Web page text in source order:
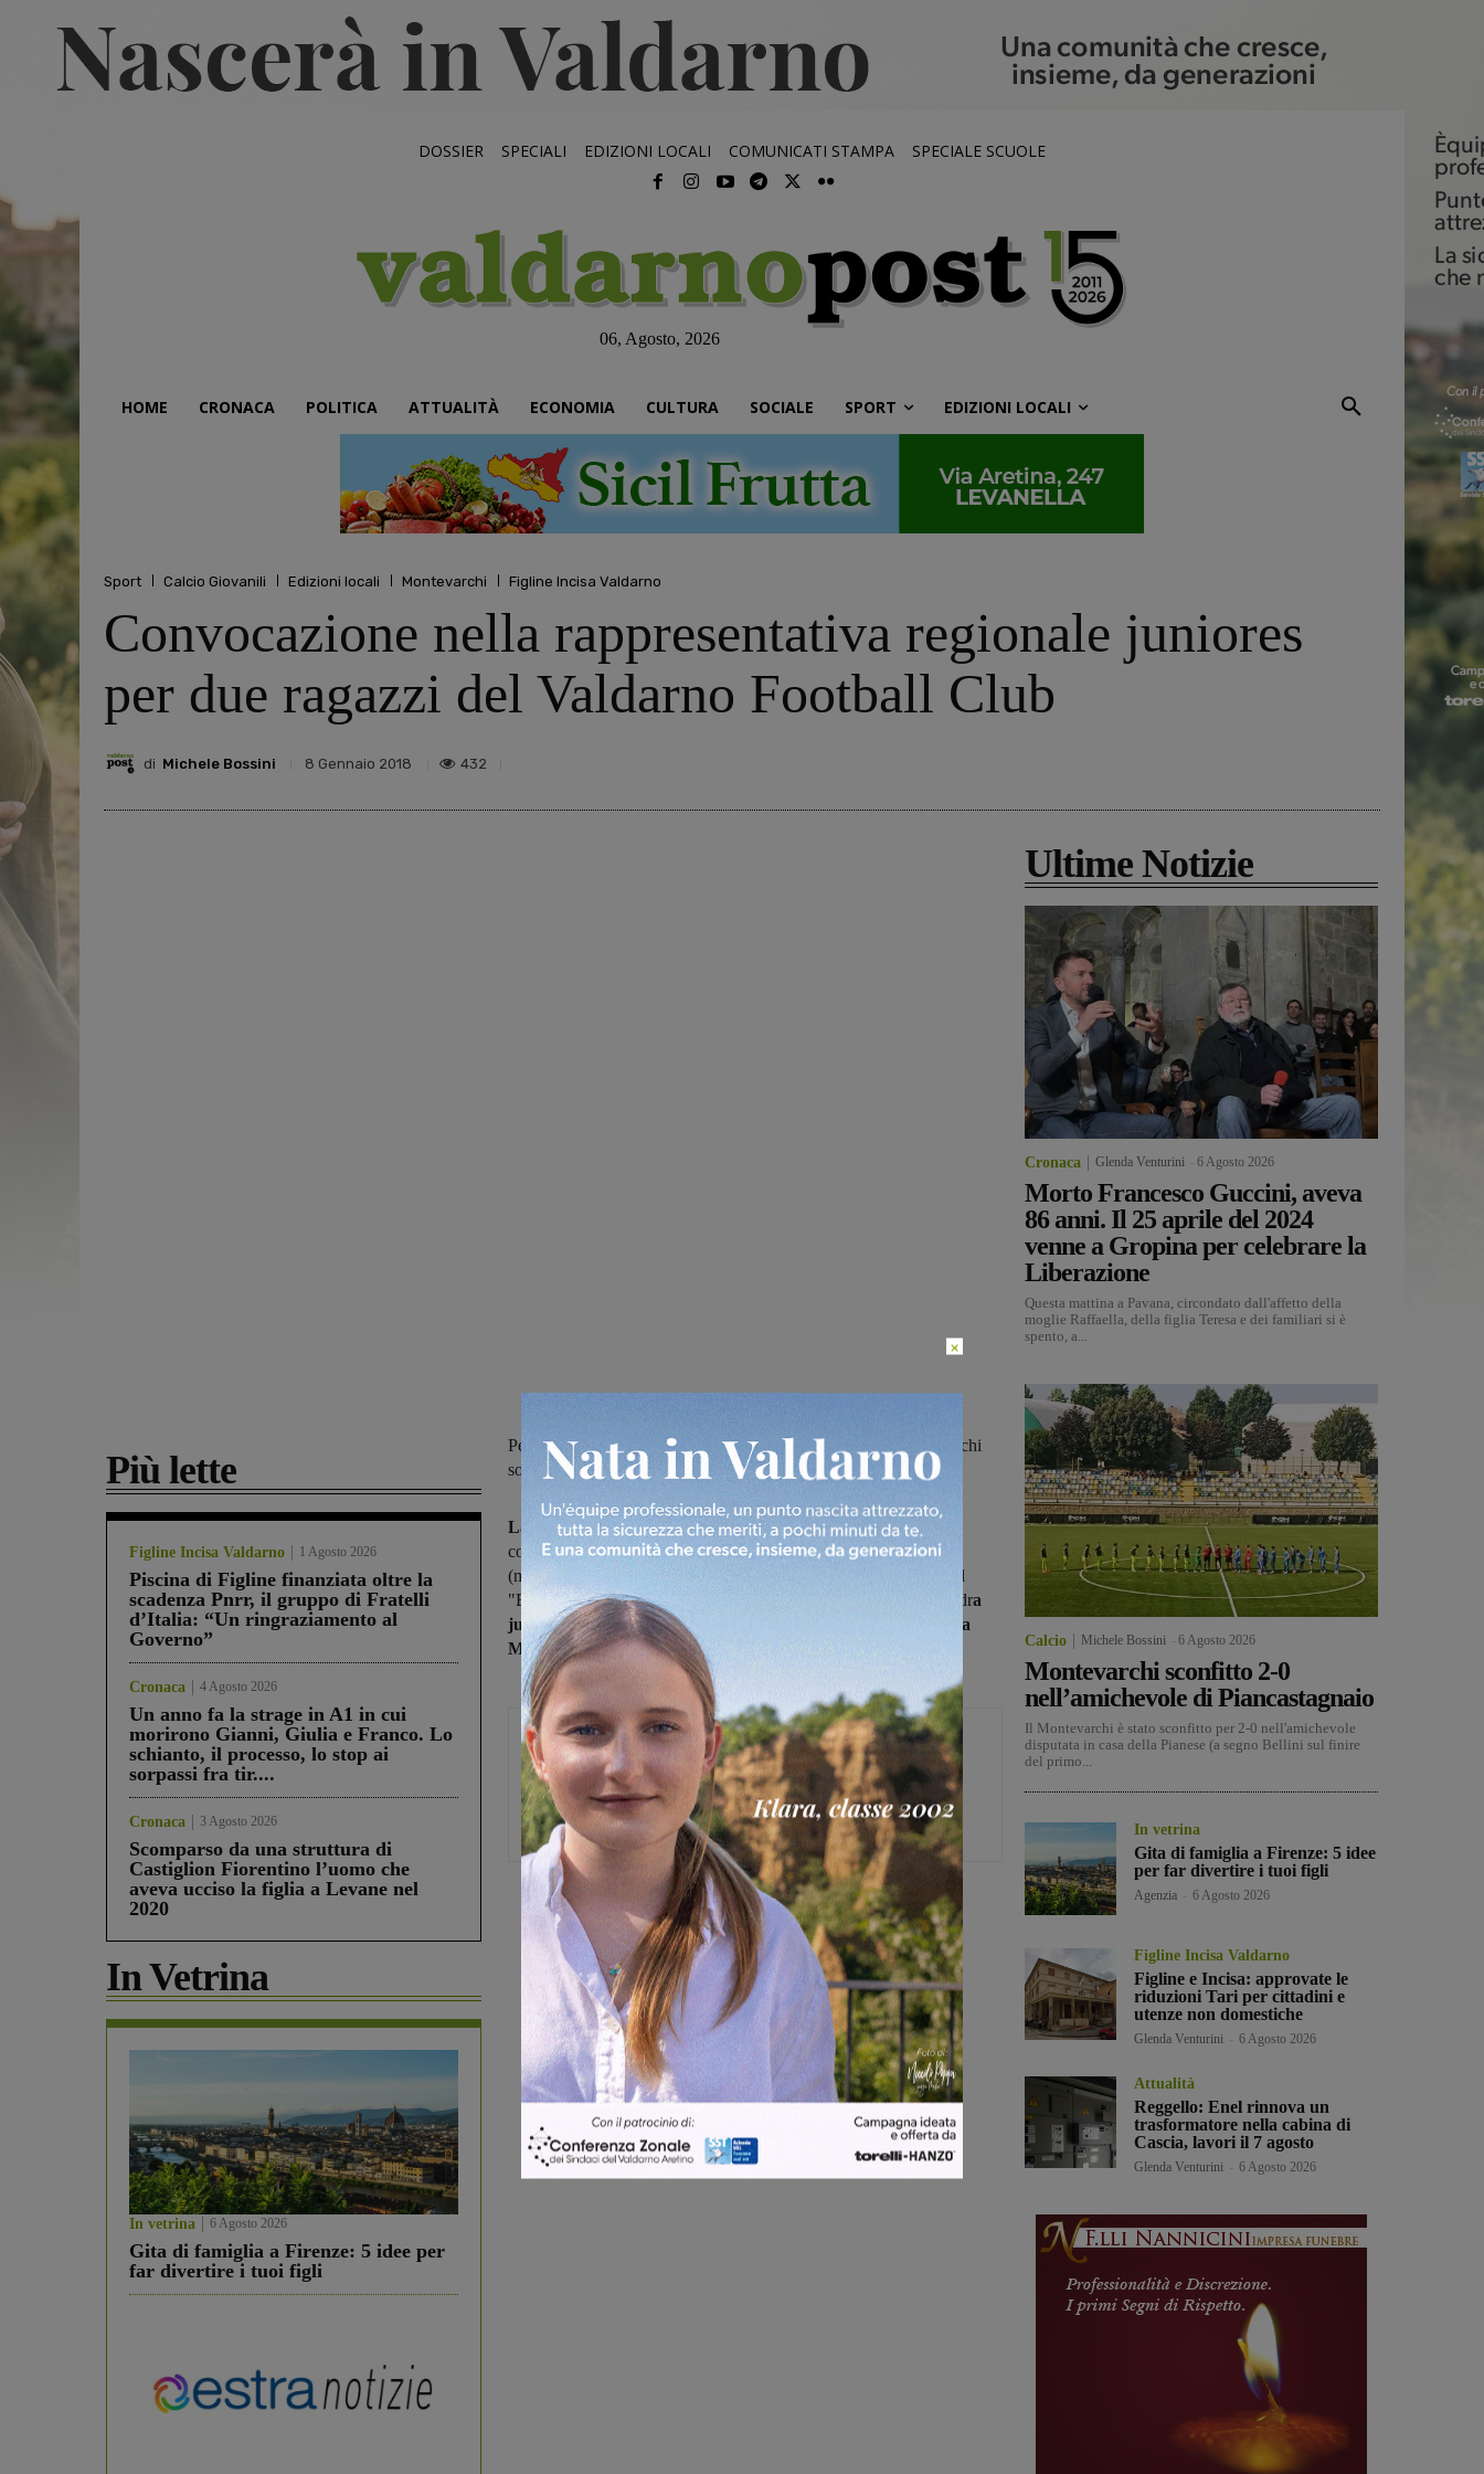
DOSSIER SPECIALI EDIZIONI LOCALI COMUNICATI STAMPA SPECIALE SCUOLE
06, Agosto, 2026
HOME CRONACA POLITICA ATTUALITÀ ECONOMIA CULTURA SOCIALE SPORT EDIZIONI LOCALI
Sport Calcio Giovanili Edizioni locali Montevarchi Figline Incisa Valdarno
Convocazione nella rappresentativa regionale juniores
per due ragazzi del Valdarno Football Club
di Michele Bossini 8 Gennaio 2018 432
Più lette
Figline Incisa Valdarno 1 Agosto 2026
Piscina di Figline finanziata oltre la
scadenza Pnrr, il gruppo di Fratelli
d’Italia: “Un ringraziamento al
Governo”
Cronaca 4 Agosto 2026
Un anno fa la strage in A1 in cui
morirono Gianni, Giulia e Franco. Lo
schianto, il processo, lo stop ai
sorpassi fra tir....
Cronaca 3 Agosto 2026
Scomparso da una struttura di
Castiglion Fiorentino l’uomo che
aveva ucciso la figlia a Levane nel
2020
In Vetrina
In vetrina 6 Agosto 2026
Gita di famiglia a Firenze: 5 idee per
far divertire i tuoi figli
Per la gara amichevole contro gli juniores nazionali del Montevarchi
sono stati convocati Andrea Meli e Lorenzo Alterini
La commissione tecnica ha reso noto i nominativi dei calciatori
convocati nellarappresentativa regionale junioresche domani
(martedì) alle 15 presso il Centro di formazione federale Figc-Lnd
"Bozzi” di Firenze disputerà una gara amichevole conto la squadra
juniores nazionali del Montevarchi.
Andrea
Meli e Lorenzo Alterinidel Valdarno Football Club.
Michele Bossini
Share
Ultime Notizie
Cronaca Glenda Venturini 6 Agosto 2026
Morto Francesco Guccini, aveva
86 anni. Il 25 aprile del 2024
venne a Gropina per celebrare la
Liberazione
Questa mattina a Pavana, circondato dall'affetto della
moglie Raffaella, della figlia Teresa e dei familiari si è
spento, a...
Calcio Michele Bossini 6 Agosto 2026
Montevarchi sconfitto 2-0
nell’amichevole di Piancastagnaio
Il Montevarchi è stato sconfitto per 2-0 nell'amichevole
disputata in casa della Pianese (a segno Bellini sul finire
del primo...
In vetrina
Gita di famiglia a Firenze: 5 idee
per far divertire i tuoi figli
Agenzia 6 Agosto 2026
Figline Incisa Valdarno
Figline e Incisa: approvate le
riduzioni Tari per cittadini e
utenze non domestiche
Glenda Venturini 6 Agosto 2026
Attualità
Reggello: Enel rinnova un
trasformatore nella cabina di
Cascia, lavori il 7 agosto
Glenda Venturini 6 Agosto 2026
×